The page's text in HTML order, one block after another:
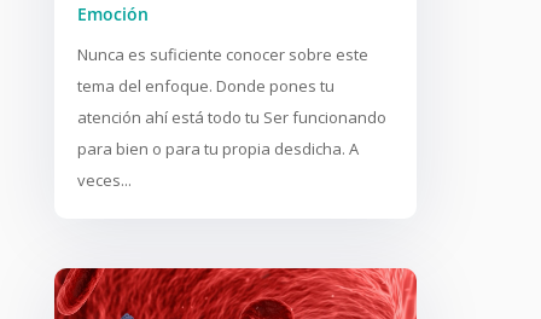
Emoción
Nunca es suficiente conocer sobre este
tema del enfoque. Donde pones tu
atención ahí está todo tu Ser funcionando
para bien o para tu propia desdicha. A
veces...